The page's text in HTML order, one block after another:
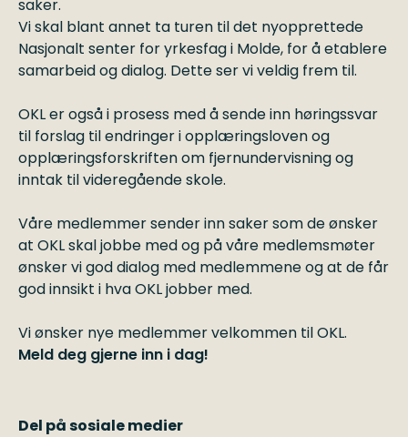
saker.
Vi skal blant annet ta turen til det nyopprettede
Nasjonalt senter for yrkesfag i Molde, for å etablere
samarbeid og dialog. Dette ser vi veldig frem til.
OKL er også i prosess med å sende inn høringssvar
til forslag til endringer i opplæringsloven og
opplæringsforskriften om fjernundervisning og
inntak til videregående skole.
Våre medlemmer sender inn saker som de ønsker
at OKL skal jobbe med og på våre medlemsmøter
ønsker vi god dialog med medlemmene og at de får
god innsikt i hva OKL jobber med.
Vi ønsker nye medlemmer velkommen til OKL.
Meld deg gjerne inn i dag!
Del på sosiale medier